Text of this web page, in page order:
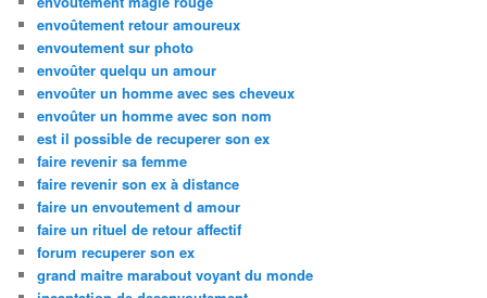
envoûtement retour amoureux
envoutement sur photo
envoûter quelqu un amour
envoûter un homme avec ses cheveux
envoûter un homme avec son nom
est il possible de recuperer son ex
faire revenir sa femme
faire revenir son ex à distance
faire un envoutement d amour
faire un rituel de retour affectif
forum recuperer son ex
grand maitre marabout voyant du monde